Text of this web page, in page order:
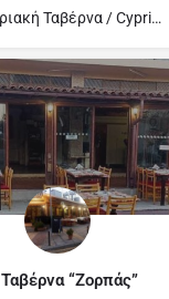
Ελληνική - Κυπριακή Ταβέρνα / Cypriot and Greek Tavern
Ταβέρνα “Ζορπάς”